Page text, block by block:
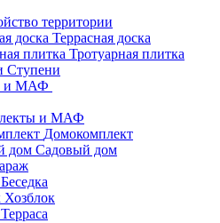
территории
Террасная доска
Тротуарная плитка
Ступени
и МАФ
и МАФ
Домокомплект
Садовый дом
Беседка
Хозблок
Терраса